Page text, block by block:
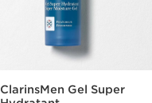
ClarinsMen Gel Super